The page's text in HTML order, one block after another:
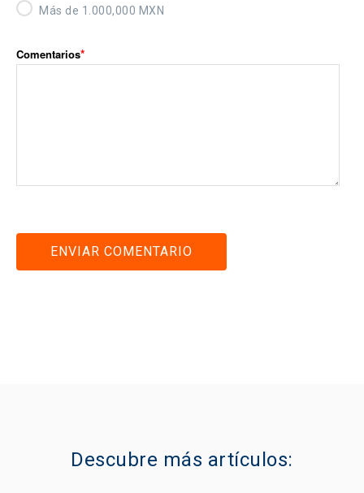
Más de 1.000,000 MXN
Comentarios
Descubre más artículos: